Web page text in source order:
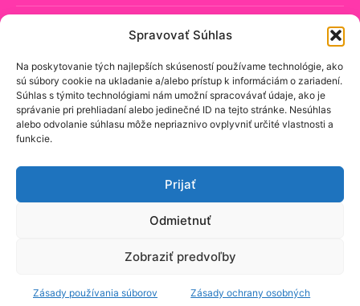
Spravovať Súhlas
Na poskytovanie tých najlepších skúseností používame technológie, ako
sú súbory cookie na ukladanie a/alebo prístup k informáciám o zariadení.
Súhlas s týmito technológiami nám umožní spracovávať údaje, ako je
správanie pri prehliadaní alebo jedinečné ID na tejto stránke. Nesúhlas
alebo odvolanie súhlasu môže nepriaznivo ovplyvniť určité vlastnosti a
funkcie.
Prijať
Odmietnuť
Zobraziť predvoľby
Zásady používania súborov Zásady ochrany osobných
PRIHLÁSIŤ SA K ODBERU NOVINIEK
Kontakt
Zásady ochrany osobných údajov
Zásady používania cookie (EÚ)
© znasejulice.sk - Prinášame správy, ktoré sa vás týkajú, z
domovov, ulíc a komunít, v ktorých naozaj žijeme.Tvorba web